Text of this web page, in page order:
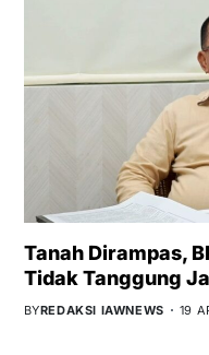
Tanah Dirampas,
Tidak Tanggung
BYREDAKSI IAWNEWS 19